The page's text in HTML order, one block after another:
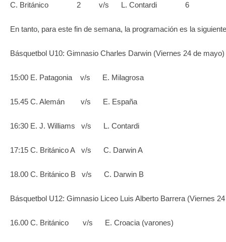
C. Británico 2 v/s L. Contardi 6
En tanto, para este fin de semana, la programación es la
Básquetbol U10: Gimnasio Charles Darwin (Viernes 24 de mayo)
15:00 E. Patagonia v/s E. Milagrosa
15.45 C. Alemán v/s E. España
16:30 E. J. Williams v/s L. Contardi
17:15 C. Británico A v/s C. Darwin A
18.00 C. Británico B v/s C. Darwin B
Básquetbol U12: Gimnasio Liceo Luis Alberto Barrera (Viernes
16.00 C. Británico v/s E. Croacia (varones)